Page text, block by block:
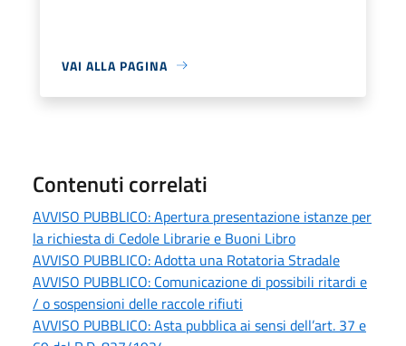
VAI ALLA PAGINA
Contenuti correlati
AVVISO PUBBLICO: Apertura presentazione istanze per
la richiesta di Cedole Librarie e Buoni Libro
AVVISO PUBBLICO: Adotta una Rotatoria Stradale
AVVISO PUBBLICO: Comunicazione di possibili ritardi e
/ o sospensioni delle raccole rifiuti
AVVISO PUBBLICO: Asta pubblica ai sensi dell’art. 37 e